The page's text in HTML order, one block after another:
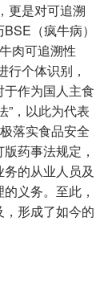
更是对可追溯
（疯牛病）
肉可追溯性
行个体识别，
作为国人主食
”，以此为代表
落实食品安全
药事法规定，
的从业人员及
义务。至此，
形成了如今的